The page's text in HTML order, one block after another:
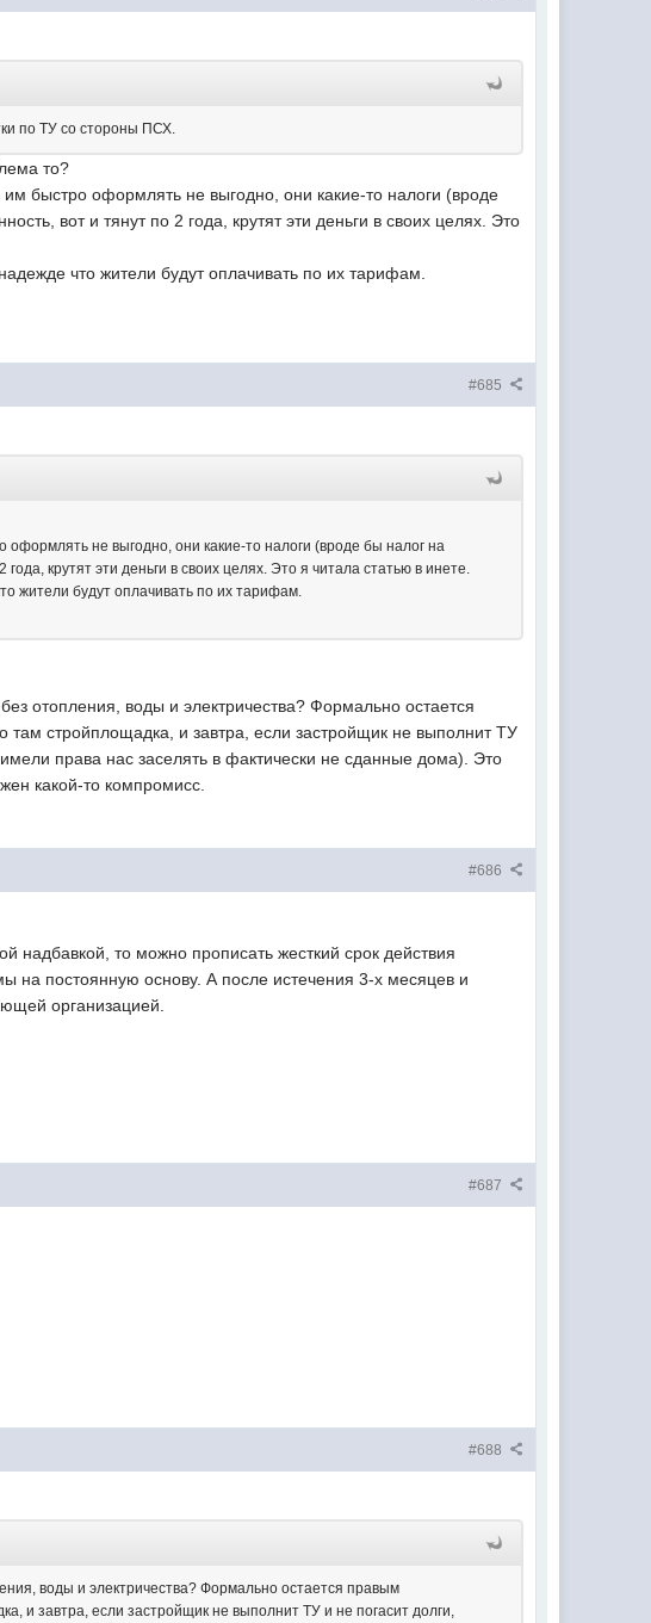
по ТУ со стороны ПСХ.
то?
быстро оформлять не выгодно, они какие-то налоги (вроде
вот и тянут по 2 года, крутят эти деньги в своих целях. Это
что жители будут оплачивать по их тарифам.
#685
не выгодно, они какие-то налоги (вроде бы налог на
крутят эти деньги в своих целях. Это я читала статью в инете.
жители будут оплачивать по их тарифам.
отопления, воды и электричества? Формально остается
там стройплощадка, и завтра, если застройщик не выполнит ТУ
права нас заселять в фактически не сданные дома). Это
какой-то компромисс.
#686
то можно прописать жесткий срок действия
на постоянную основу. А после истечения 3-х месяцев и
организацией.
#687
#688
воды и электричества? Формально остается правым
и завтра, если застройщик не выполнит ТУ и не погасит долги,